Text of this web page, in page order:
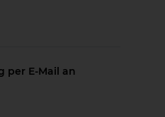
per E-Mail an